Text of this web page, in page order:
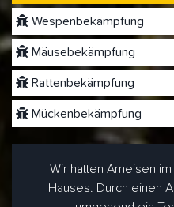
Wespenbekämpfung
Mäusebekämpfung
Rattenbekämpfung
Mückenbekämpfung
Wir hatten Ameisen
Hauses. Durch einen